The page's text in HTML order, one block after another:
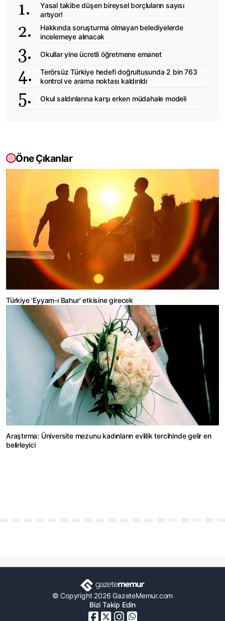
Yasal takibe düşen bireysel borçluların sayısı
artıyor!
Hakkında soruşturma olmayan belediyelerde
incelemeye alınacak
Okullar yine ücretli öğretmene emanet
Terörsüz Türkiye hedefi doğrultusunda 2 bin 763
kontrol ve arama noktası kaldırıldı
Okul saldırılarına karşı erken müdahale modeli
Öne Çıkanlar
Türkiye 'Eyyam-ı Bahur' etkisine girecek
Araştırma: Üniversite mezunu kadınların evlilik tercihinde gelir en
belirleyici
© Copyright 2026 GazeteMemur.com
Bizi Takip Edin